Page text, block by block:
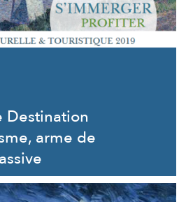
Destination
arme de